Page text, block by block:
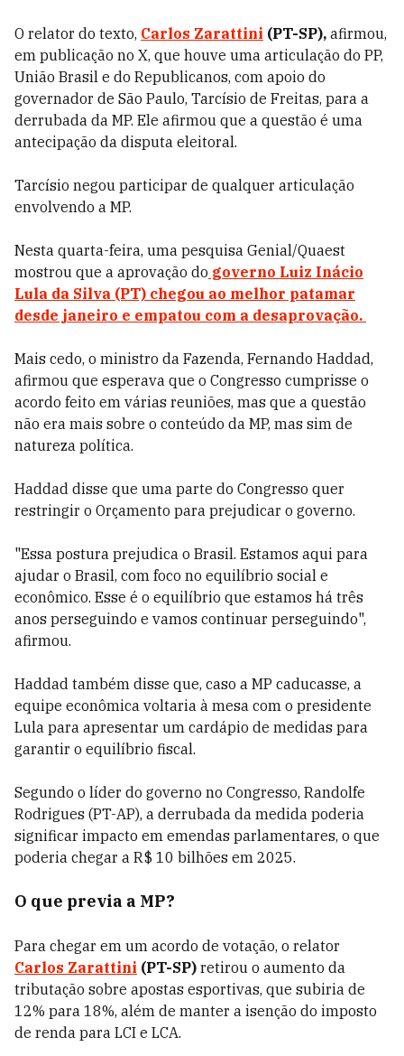
O relator do texto, Carlos Zarattini (PT-SP), afirmou,
em publicação no X, que houve uma articulação do PP,
União Brasil e do Republicanos, com apoio do
governador de São Paulo, Tarcísio de Freitas, para a
derrubada da MP. Ele afirmou que a questão é uma
antecipação da disputa eleitoral.
Tarcísio negou participar de qualquer articulação
envolvendo a MP.
Nesta quarta-feira, uma pesquisa Genial/Quaest
mostrou que a aprovação do governo Luiz Inácio
Lula da Silva (PT) chegou ao melhor patamar
desde janeiro e empatou com a desaprovação.
Mais cedo, o ministro da Fazenda, Fernando Haddad,
afirmou que esperava que o Congresso cumprisse o
acordo feito em várias reuniões, mas que a questão
não era mais sobre o conteúdo da MP, mas sim de
natureza política.
Haddad disse que uma parte do Congresso quer
restringir o Orçamento para prejudicar o governo.
"Essa postura prejudica o Brasil. Estamos aqui para
ajudar o Brasil, com foco no equilíbrio social e
econômico. Esse é o equilíbrio que estamos há três
anos perseguindo e vamos continuar perseguindo",
afirmou.
Haddad também disse que, caso a MP caducasse, a
equipe econômica voltaria à mesa com o presidente
Lula para apresentar um cardápio de medidas para
garantir o equilíbrio fiscal.
Segundo o líder do governo no Congresso, Randolfe
Rodrigues (PT-AP), a derrubada da medida poderia
significar impacto em emendas parlamentares, o que
poderia chegar a R$ 10 bilhões em 2025.
O que previa a MP?
Para chegar em um acordo de votação, o relator
Carlos Zarattini (PT-SP) retirou o aumento da
tributação sobre apostas esportivas, que subiria de
12% para 18%, além de manter a isenção do imposto
de renda para LCI e LCA.